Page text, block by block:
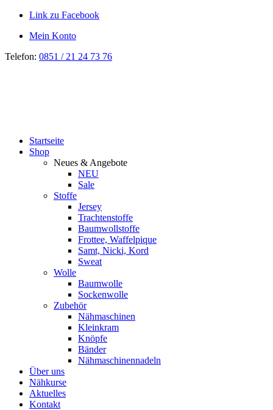
Link zu Facebook
Mein Konto
Telefon: 0851 / 21 24 73 76
Startseite
Shop
Neues & Angebote
NEU
Sale
Stoffe
Jersey
Trachtenstoffe
Baumwollstoffe
Frottee, Waffelpique
Samt, Nicki, Kord
Sweat
Wolle
Baumwolle
Sockenwolle
Zubehör
Nähmaschinen
Kleinkram
Knöpfe
Bänder
Nähmaschinennadeln
Über uns
Nähkurse
Aktuelles
Kontakt